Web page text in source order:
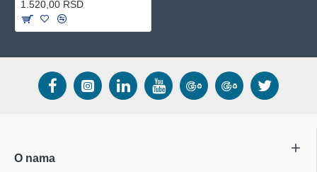
1.520,00 RSD
O nama